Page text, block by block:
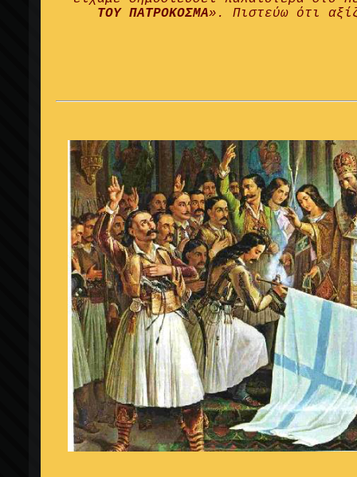
ΤΟΥ ΠΑΤΡΟΚΟΣΜΑ». Πιστεύω ότι